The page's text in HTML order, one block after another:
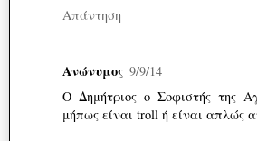
Απάντηση
Ανώνυμος 9/9/14
Ο Δημήτριος ο Σοφιστής της
μήπως είναι troll ή είναι απλώς